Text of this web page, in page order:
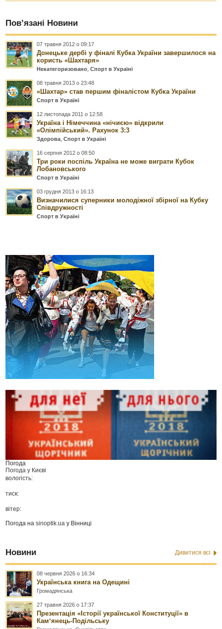
Пов’язані Новини
07 травня 2012 о 09:17
Донецьке дербі у фіналі Кубка України завершилося на
користь «Шахтаря»
Некатегоризовано ,Спорт в Україні
08 травня 2013 о 23:48
«Шахтар» став першим фіналістом Кубка України
Спорт в Україні
12 листопада 2011 о 12:58
Україна і Німеччина «нічиєю» відкрили
«Олімпійський». Рахунок 3:3
Здорова ,Спорт в Україні
16 серпня 2012 о 08:50
Три роки поспіль Україна не може виграти Кубок
Лобановського
Спорт в Україні
03 грудня 2013 о 16:13
Визначилися суперники молодіжної збірної на Кубку
Співдружності
Спорт в Україні
Погода
Погода у Києві
вологість:
тиск:
вітер:
Погода наsinoptik.ua у Вінниці
Новини Дивитися всі
08 червня 2026 о 16:34
Українська книга на Одещині
Громадянська
27 травня 2026 о 17:37
Презентація «Історії української Конституції» в
Камʼянець-Подільську